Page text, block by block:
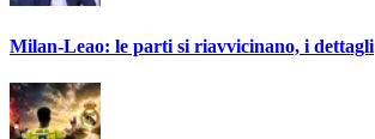
Milan-Leao: le parti si riavvicinano, i dettagli